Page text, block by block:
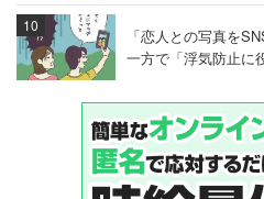
「恋人との写真を
一方で「浮気防止に